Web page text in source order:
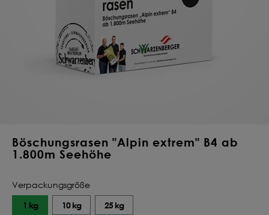
Böschungsrasen "Alpin extrem" B4 ab
1.800m Seehöhe
Verpackungsgröße
1 kg 10 kg 25 kg
Deine Saat-
Mischung
konfigurieren
QUALITÄT VOM PROFI